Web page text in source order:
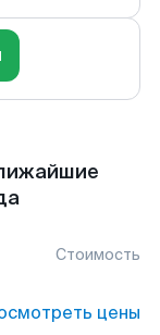
Стоимость
цены